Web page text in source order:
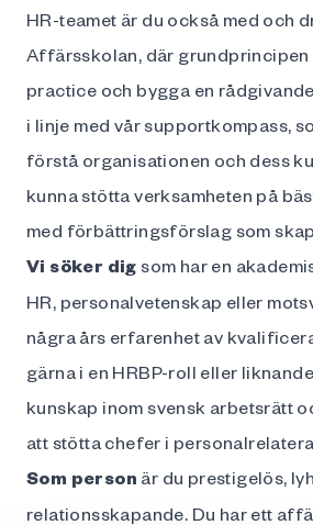
HR-teamet är du också med och
Affärsskolan, där grundprincipen
practice och bygga en
i linje med vår supportkompass,
förstå organisationen och dess
kunna stötta verksamheten på
med förbättringsförslag som
Vi söker dig som har en
HR, personalvetenskap eller
några års erfarenhet av
gärna i en HRBP-roll eller
kunskap inom svensk arbetsrätt
att stötta chefer i
Som person är du prestigelös,
relationsskapande. Du har ett